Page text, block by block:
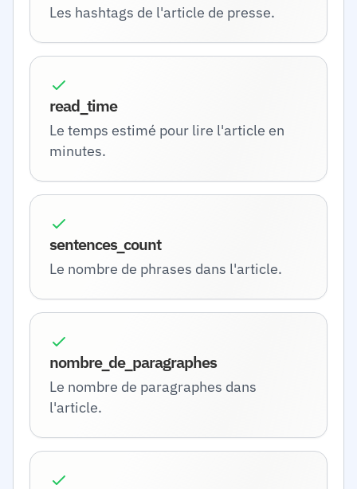
Les hashtags de l'article de presse.
read_time
Le temps estimé pour lire l'article en
minutes.
sentences_count
Le nombre de phrases dans l'article.
nombre_de_paragraphes
Le nombre de paragraphes dans
l'article.